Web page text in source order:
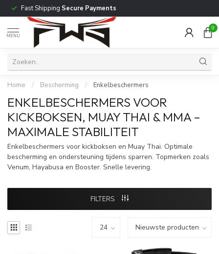
Fast Shipping Secure Payments
MENU
0
Home / Bescherming / Enkelbeschermers
ENKELBESCHERMERS VOOR
KICKBOKSEN, MUAY THAI & MMA –
MAXIMALE STABILITEIT
Enkelbeschermers voor kickboksen en Muay Thai. Optimale
bescherming en ondersteuning tijdens sparren. Topmerken zoals
Venum, Hayabusa en Booster. Snelle levering.
FILTERS